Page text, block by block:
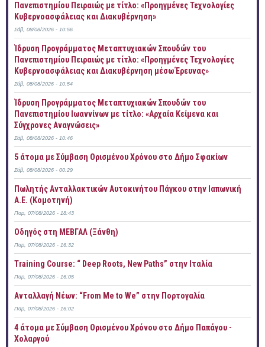
Πανεπιστημίου Πειραιώς με τίτλο: «Προηγμένες Τεχνολογίες
Κυβερνοασφάλειας και Διακυβέρνηση»
Σάβ, 08/08/2026 - 10:56
Ίδρυση Προγράμματος Μεταπτυχιακών Σπουδών του
Πανεπιστημίου Πειραιώς με τίτλο: «Προηγμένες Τεχνολογίες
Κυβερνοασφάλειας και Διακυβέρνηση μέσω Έρευνας»
Σάβ, 08/08/2026 - 10:54
Ίδρυση Προγράμματος Μεταπτυχιακών Σπουδών του
Πανεπιστημίου Ιωαννίνων με τίτλο: «Αρχαία Κείμενα και
Σύγχρονες Αναγνώσεις»
Σάβ, 08/08/2026 - 10:46
5 άτομα με Σύμβαση Ορισμένου Χρόνου στο Δήμο Σφακίων
Σάβ, 08/08/2026 - 00:29
Πωλητής Ανταλλακτικών Αυτοκινήτου Πάγκου στην Ιαπωνική
Α.Ε. (Κομοτηνή)
Παρ, 07/08/2026 - 18:43
Οδηγός στη ΜΕΒΓΑΛ (Ξάνθη)
Παρ, 07/08/2026 - 16:32
Training Course: “ Deep Roots, New Paths” στην Ιταλία
Παρ, 07/08/2026 - 16:05
Ανταλλαγή Νέων: “From Me to We” στην Πορτογαλία
Παρ, 07/08/2026 - 16:02
4 άτομα με Σύμβαση Ορισμένου Χρόνου στο Δήμο Παπάγου -
Χολαργού